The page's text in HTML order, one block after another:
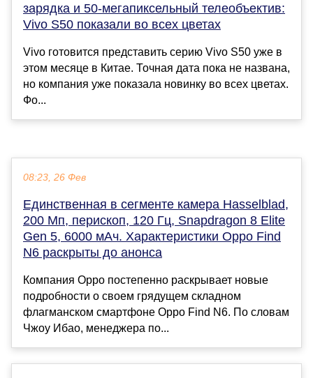
зарядка и 50-мегапиксельный телеобъектив:
Vivo S50 показали во всех цветах
Vivo готовится представить серию Vivo S50 уже в
этом месяце в Китае. Точная дата пока не названа,
но компания уже показала новинку во всех цветах.
Фо...
08:23, 26 Фев
Единственная в сегменте камера Hasselblad,
200 Мп, перископ, 120 Гц, Snapdragon 8 Elite
Gen 5, 6000 мАч. Характеристики Oppo Find
N6 раскрыты до анонса
Компания Oppo постепенно раскрывает новые
подробности о своем грядущем складном
флагманском смартфоне Oppo Find N6. По словам
Чжоу Ибао, менеджера по...